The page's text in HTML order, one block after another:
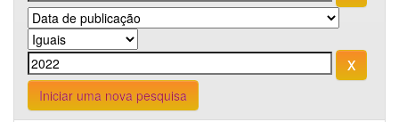
Iniciar uma nova pesquisa